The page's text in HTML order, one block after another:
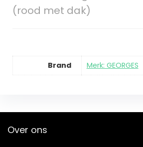
(rood met dak)
Brand Merk: GEORGES
Over ons